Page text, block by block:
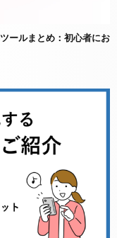
ールまとめ：初心者にお